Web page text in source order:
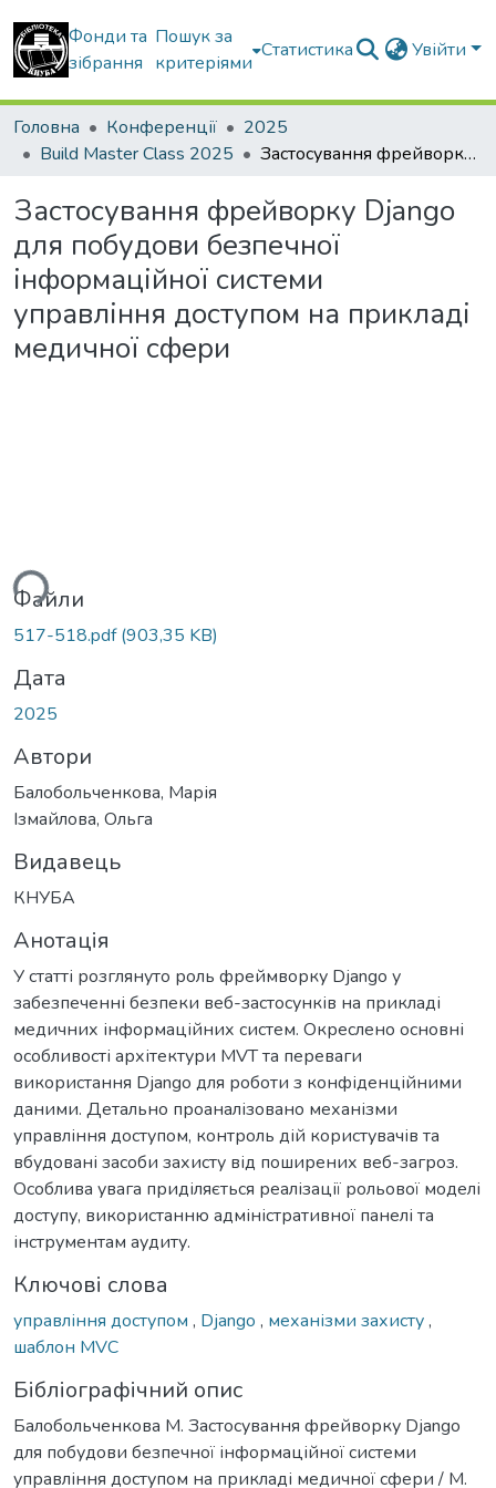
Фонди та
зібрання
Пошук за
критеріями
Статистика Увійти
Головна Конференції
2025
Build Master Class 2025
Застосування фрейворку Django для побудови безпечної інформаційної системи управління доступом на прикладі медичної сфери
Застосування фрейворку Django
для побудови безпечної
інформаційної системи
управління доступом на прикладі
медичної сфери
Файли
517-518.pdf(903,35 KB)
Дата
2025
Автори
Балобольченкова, Марія
Ізмайлова, Ольга
Видавець
КНУБА
Анотація
У статті розглянуто роль фреймворку Django у
забезпеченні безпеки веб-застосунків на прикладі
медичних інформаційних систем. Окреслено основні
особливості архітектури MVT та переваги
використання Django для роботи з конфіденційними
даними. Детально проаналізовано механізми
управління доступом, контроль дій користувачів та
вбудовані засоби захисту від поширених веб-загроз.
Особлива увага приділяється реалізації рольової моделі
доступу, використанню адміністративної панелі та
інструментам аудиту.
Ключові слова
управління доступом , Django , механізми захисту,
шаблон MVC
Бібліографічний опис
Балобольченкова М. Застосування фрейворку Django
для побудови безпечної інформаційної системи
управління доступом на прикладі медичної сфери / М.